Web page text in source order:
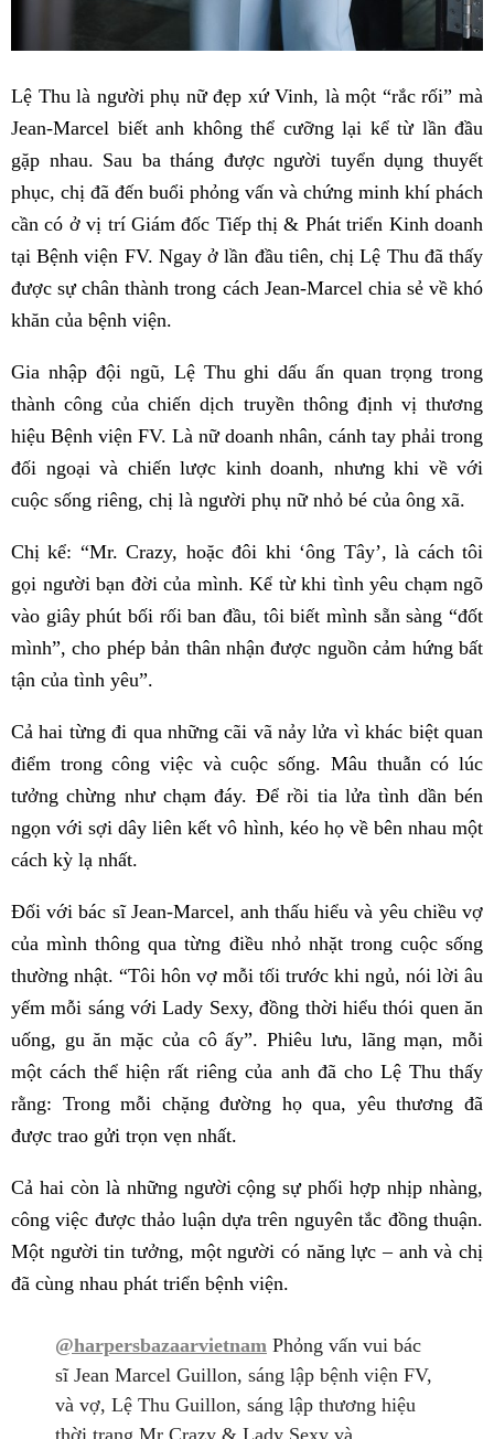
Lệ Thu là người phụ nữ đẹp xứ Vinh, là một “rắc rối” mà
Jean-Marcel biết anh không thể cưỡng lại kể từ lần đầu
gặp nhau. Sau ba tháng được người tuyển dụng thuyết
phục, chị đã đến buổi phỏng vấn và chứng minh khí phách
cần có ở vị trí Giám đốc Tiếp thị & Phát triển Kinh doanh
tại Bệnh viện FV. Ngay ở lần đầu tiên, chị Lệ Thu đã thấy
được sự chân thành trong cách Jean-Marcel chia sẻ về khó
khăn của bệnh viện.
Gia nhập đội ngũ, Lệ Thu ghi dấu ấn quan trọng trong
thành công của chiến dịch truyền thông định vị thương
hiệu Bệnh viện FV. Là nữ doanh nhân, cánh tay phải trong
đối ngoại và chiến lược kinh doanh, nhưng khi về với
cuộc sống riêng, chị là người phụ nữ nhỏ bé của ông xã.
Chị kể: “Mr. Crazy, hoặc đôi khi ‘ông Tây’, là cách tôi
gọi người bạn đời của mình. Kể từ khi tình yêu chạm ngõ
vào giây phút bối rối ban đầu, tôi biết mình sẵn sàng “đốt
mình”, cho phép bản thân nhận được nguồn cảm hứng bất
tận của tình yêu”.
Cả hai từng đi qua những cãi vã nảy lửa vì khác biệt quan
điểm trong công việc và cuộc sống. Mâu thuẫn có lúc
tưởng chừng như chạm đáy. Để rồi tia lửa tình dần bén
ngọn với sợi dây liên kết vô hình, kéo họ về bên nhau một
cách kỳ lạ nhất.
Đối với bác sĩ Jean-Marcel, anh thấu hiểu và yêu chiều vợ
của mình thông qua từng điều nhỏ nhặt trong cuộc sống
thường nhật. “Tôi hôn vợ mỗi tối trước khi ngủ, nói lời âu
yếm mỗi sáng với Lady Sexy, đồng thời hiểu thói quen ăn
uống, gu ăn mặc của cô ấy”. Phiêu lưu, lãng mạn, mỗi
một cách thể hiện rất riêng của anh đã cho Lệ Thu thấy
rằng: Trong mỗi chặng đường họ qua, yêu thương đã
được trao gửi trọn vẹn nhất.
Cả hai còn là những người cộng sự phối hợp nhịp nhàng,
công việc được thảo luận dựa trên nguyên tắc đồng thuận.
Một người tin tưởng, một người có năng lực – anh và chị
đã cùng nhau phát triển bệnh viện.
@harpersbazaarvietnam Phỏng vấn vui bác
sĩ Jean Marcel Guillon, sáng lập bệnh viện FV,
và vợ, Lệ Thu Guillon, sáng lập thương hiệu